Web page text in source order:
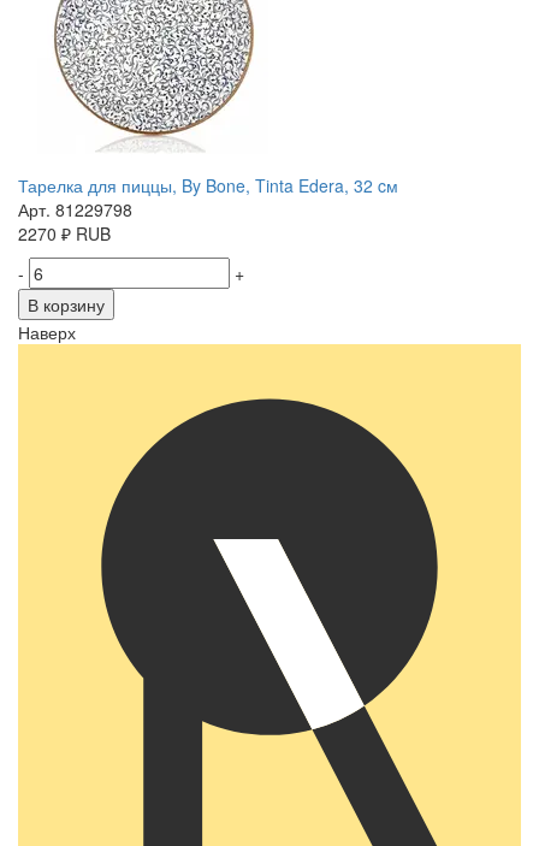
Тарелка для пиццы, By Bone, Tinta Edera, 32 cм
Арт. 81229798
2270 ₽ RUB
-
+
В корзину
Наверх